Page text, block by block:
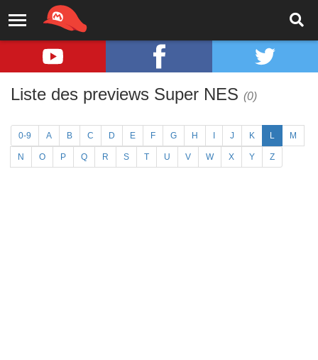
Liste des previews Super NES (0)
0-9 A B C D E F G H J K L M
N O P Q R S T U V W X Y Z